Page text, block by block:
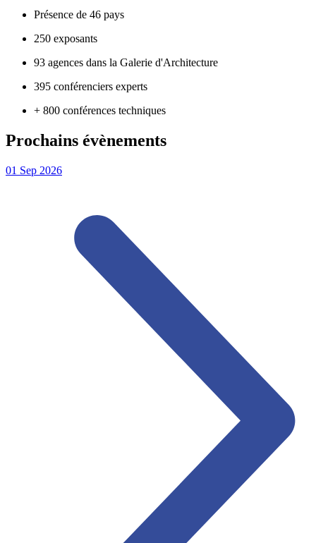
Présence de 46 pays
250 exposants
93 agences dans la Galerie d'Architecture
395 conférenciers experts
+ 800 conférences techniques
Prochains évènements
01 Sep 2026